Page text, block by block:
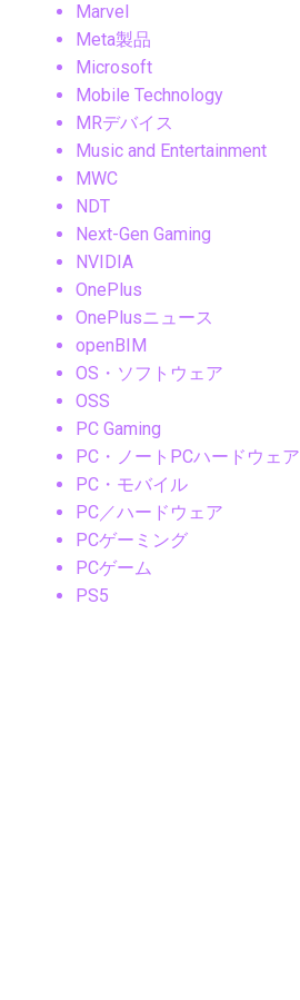
Marvel
Meta製品
Microsoft
Mobile Technology
MRデバイス
Music and Entertainment
MWC
NDT
Next-Gen Gaming
NVIDIA
OnePlus
OnePlusニュース
openBIM
OS・ソフトウェア
OSS
PC Gaming
PC・ノートPCハードウェア
PC・モバイル
PC／ハードウェア
PCゲーミング
PCゲーム
PS5